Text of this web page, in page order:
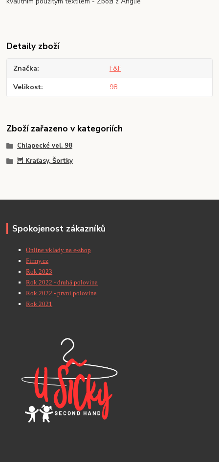
Detaily zboží
Značka F&F
Velikost 98
Zboží zařazeno v kategoriích
Chlapecké vel. 98
🦉 Kraťasy, Šortky
Spokojenost zákazníků
Online vklady na e-shop
Firmy.cz
Rok 2023
Rok 2022 - druhá polovina
Rok 2022 - první polovina
Rok 2021